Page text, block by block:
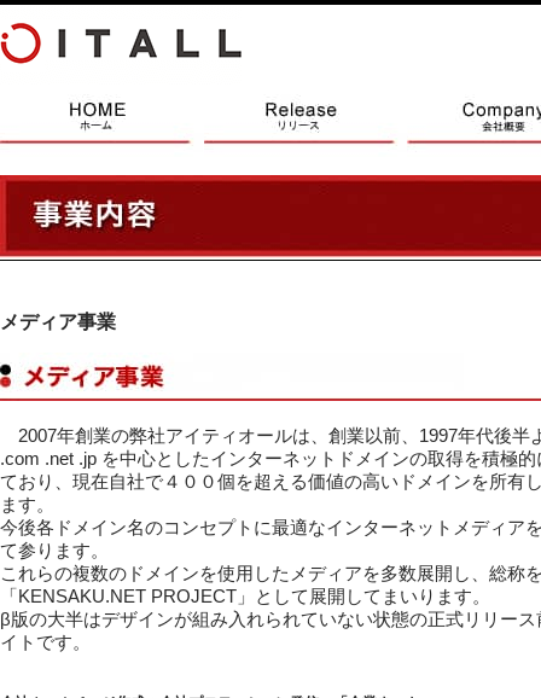
メディア事業
2007年創業の弊社アイティオールは、創業以前、1997年代後半
.com .net .jp を中心としたインターネットドメインの取得を積極的
ており、現在自社で４００個を超える価値の高いドメインを所有
ます。
今後各ドメイン名のコンセプトに最適なインターネットメディア
て参ります。
これらの複数のドメインを使用したメディアを多数展開し、総称
「KENSAKU.NET PROJECT」として展開してまいります。
β版の大半はデザインが組み入れられていない状態の正式リリース
イトです。